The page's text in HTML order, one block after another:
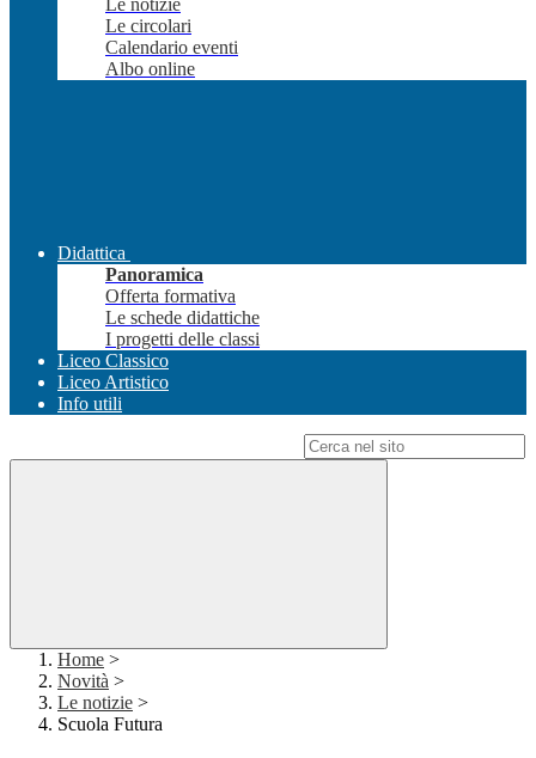
Le notizie
Le circolari
Calendario eventi
Albo online
Didattica
Panoramica
Offerta formativa
Le schede didattiche
I progetti delle classi
Liceo Classico
Liceo Artistico
Info utili
Home >
Novità >
Le notizie >
Scuola Futura